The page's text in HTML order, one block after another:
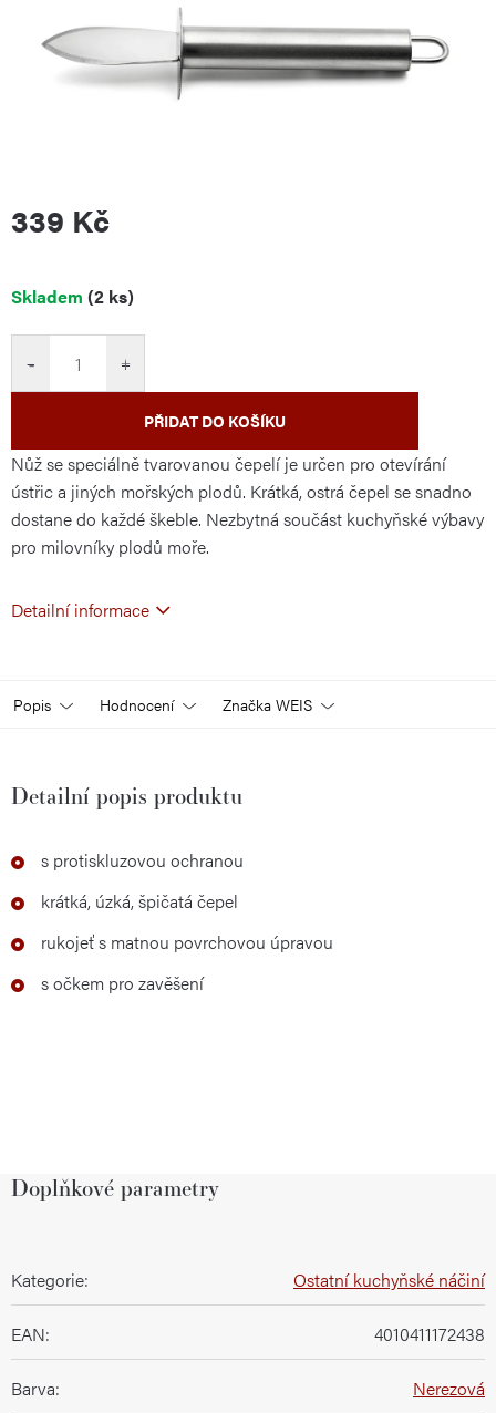
339 Kč
Měrná
Skladem (2 ks)
+
−
PŘIDAT DO KOŠÍKU
Nůž se speciálně tvarovanou čepelí je určen pro otevírání
ústřic a jiných mořských plodů. Krátká, ostrá čepel se snadno
dostane do každé škeble. Nezbytná součást kuchyňské výbavy
pro milovníky plodů moře.
Detailní informace
Popis Hodnocení Značka WEIS
Detailní popis produktu
s protiskluzovou ochranou
krátká, úzká, špičatá čepel
rukojeť s matnou povrchovou úpravou
s očkem pro zavěšení
Doplňkové parametry
Kategorie: Ostatní kuchyňské náčiní
EAN: 4010411172438
Barva: Nerezová